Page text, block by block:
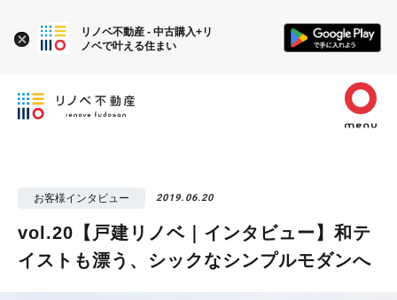
お客様インタビュー 2019.06.20
vol.20【戸建リノベ｜インタビュー】和テ
イストも漂う、シックなシンプルモダンへ
リノベ不動産 - 中古購入+リ
ノベで叶える住まい